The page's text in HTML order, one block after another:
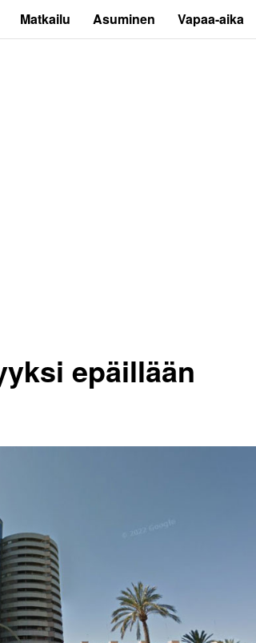
Matkailu Asuminen Vapaa-aika
epäillään